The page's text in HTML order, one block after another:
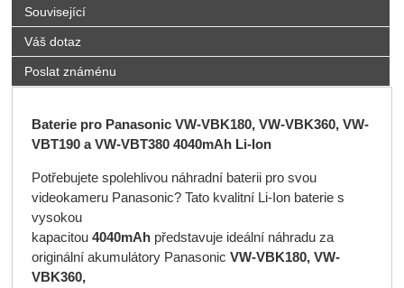
Související
Váš dotaz
Poslat známénu
Baterie pro Panasonic VW-VBK180, VW-VBK360, VW-
VBT190 a VW-VBT380 4040mAh Li-Ion
Potřebujete spolehlivou náhradní baterii pro svou
videokameru Panasonic? Tato kvalitní Li-Ion baterie s
vysokou
kapacitou 4040mAhpředstavuje ideální náhradu za
originální akumulátory Panasonic VW-VBK180, VW-
VBK360,